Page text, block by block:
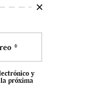
y
próxima